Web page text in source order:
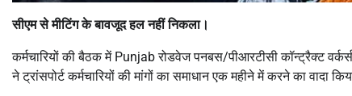
सीएम से मीटिंग के बावजूद हल नहीं निकला।
कर्मचारियों की बैठक में Punjab रोडवेज पनबस/पीआरटीसी कॉन्ट्रैक्ट
ने ट्रांसपोर्ट कर्मचारियों की मांगों का समाधान एक महीने में करने का